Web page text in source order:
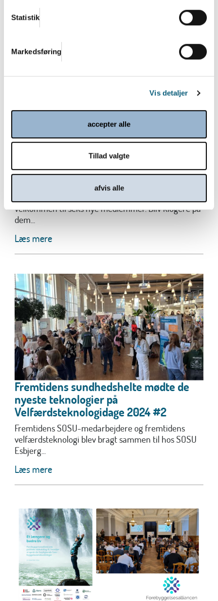
Statistik
Markedsføring
Vis detaljer
accepter alle
Tillad valgte
afvis alle
Danish.Care Nyt 18. december 2024
Læs mere
Danish.Care byder velkommen til seks
velkommen til seks nye medlemmer. Bliv klogere på
dem...
Læs mere
Fremtidens sundhedshelte mødte de
nyeste teknologier på
Velfærdsteknologidage 2024 #2
Fremtidens SOSU-medarbejdere og fremtidens
velfærdsteknologi blev bragt sammen til hos SOSU
Esbjerg...
Læs mere